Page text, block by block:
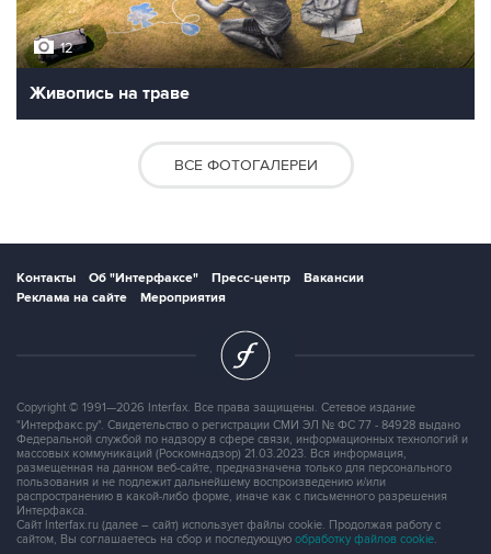
12
Живопись на траве
ВСЕ ФОТОГАЛЕРЕИ
Контакты Об "Интерфаксе" Пресс-центр
Вакансии
Реклама на сайте
Мероприятия
Copyright © 1991—2026 Interfax. Все права защищены. Сетевое издание
"Интерфакс.ру". Свидетельство о регистрации СМИ ЭЛ № ФС 77 - 84928 выдано
Федеральной службой по надзору в сфере связи, информационных технологий и
массовых коммуникаций (Роскомнадзор) 21.03.2023. Вся информация,
размещенная на данном веб-сайте, предназначена только для персонального
пользования и не подлежит дальнейшему воспроизведению и/или
распространению в какой-либо форме, иначе как с письменного разрешения
Интерфакса.
Сайт Interfax.ru (далее – сайт) использует файлы cookie. Продолжая работу с
сайтом, Вы соглашаетесь на сбор и последующую обработку файлов cookie.